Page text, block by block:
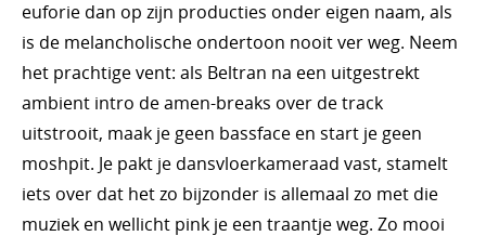
euforie dan op zijn producties onder eigen naam, als
is de melancholische ondertoon nooit ver weg. Neem
het prachtige vent: als Beltran na een uitgestrekt
ambient intro de amen-breaks over de track
uitstrooit, maak je geen bassface en start je geen
moshpit. Je pakt je dansvloerkameraad vast, stamelt
iets over dat het zo bijzonder is allemaal zo met die
muziek en wellicht pink je een traantje weg. Zo mooi